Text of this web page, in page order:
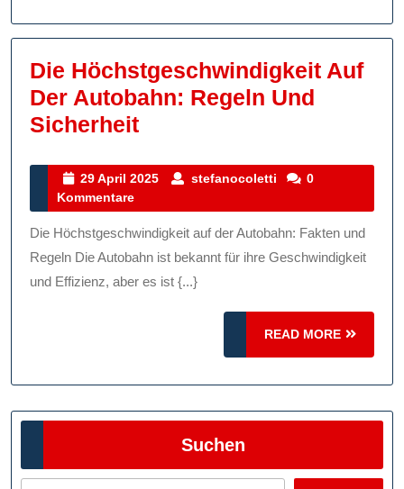
Die Höchstgeschwindigkeit Auf
Der Autobahn: Regeln Und
SicherheitDie
Auf
Autobahn:
Regeln
Und
Sicherheit
29 April 2025
29
2025
stefanocoletti stefanocoletti
0
Kommentare
Die Höchstgeschwindigkeit auf der Autobahn: Fakten und
Regeln Die Autobahn ist bekannt für ihre Geschwindigkeit
und Effizienz, aber es ist {...}
READ MORE
READ
MORE
Suchen